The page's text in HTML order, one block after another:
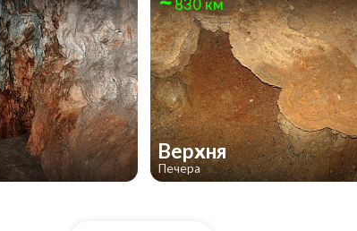
830 км
Верхня
Печера